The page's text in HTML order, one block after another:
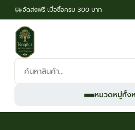
จัดส่งฟรี เมื่อซื้อครบ 300 บาท
ค้นหา
สินค้า:
หมวดหมู่ทั้ง